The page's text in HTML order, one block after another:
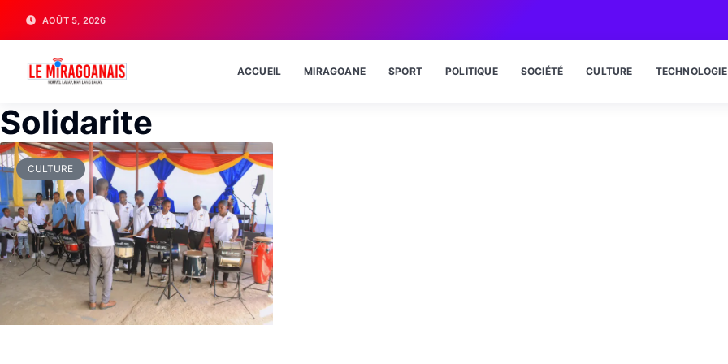
AOÛT 5, 2026
ACCUEIL MIRAGOANE SPORT POLITIQUE SOCIÉTÉ CULTURE TECHNOLOGIE
Solidarite
CULTURE